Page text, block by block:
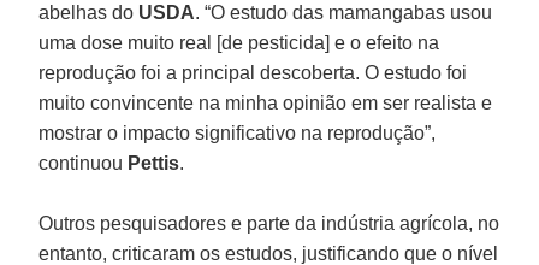
abelhas do USDA. “O estudo das mamangabas usou
uma dose muito real [de pesticida] e o efeito na
reprodução foi a principal descoberta. O estudo foi
muito convincente na minha opinião em ser realista e
mostrar o impacto significativo na reprodução”,
continuou Pettis.
Outros pesquisadores e parte da indústria agrícola, no
entanto, criticaram os estudos, justificando que o nível